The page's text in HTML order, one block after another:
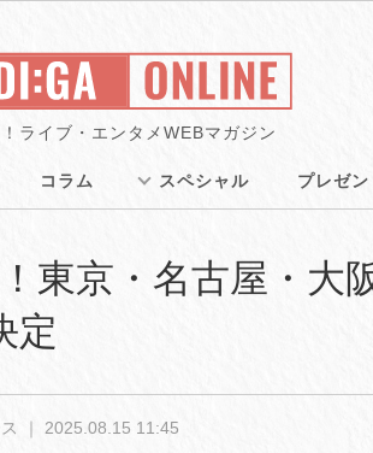
ライブ・エンタメWEBマガジン
コラム スペシャル プレゼン
東京・名古屋・大
定
｜ 2025.08.15 11:45